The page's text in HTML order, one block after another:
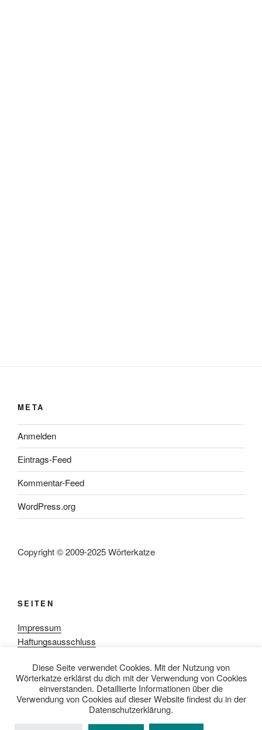
META
Anmelden
Eintrags-Feed
Kommentar-Feed
WordPress.org
Copyright © 2009-2025 Wörterkatze
SEITEN
Impressum
Haftungsausschluss
Rezensionpolitik
Bewertungsschema
Media-Kit
Diese Seite verwendet Cookies. Mit der Nutzung von
Wörterkatze erklärst du dich mit der Verwendung von Cookies
einverstanden. Detaillierte Informationen über die
Verwendung von Cookies auf dieser Website findest du in der
Datenschutzerklärung.